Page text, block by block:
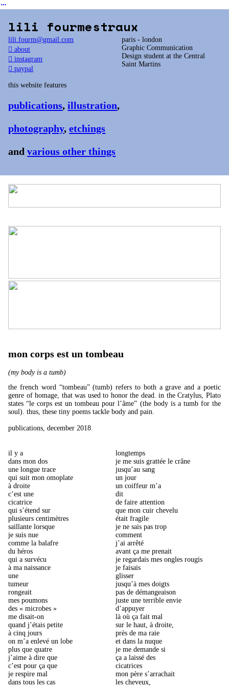
︎
lili fourmestraux
lili.fourm@gmail.com
︎ about
︎ instagram
︎ paypal
paris - london
Graphic Communication
Design student at the Central
Saint Martins
this website features
publications,illustration,
photography,etchings
andvarious other things
mon corps est un tombeau
(my body is a tumb)
the french word “tombeau” (tumb) refers to both a grave and a poetic
genre of homage, that was used to honor the dead. in the Cratylus, Plato
states “le corps est un tombeau pour l’âme” (the body is a tumb for the
soul). thus, these tiny poems tackle body and pain.
publications, december 2018
il y a
dans mon dos
une longue trace
qui suit mon omoplate
à droite
c’est une
cicatrice
qui s’étend sur
plusieurs centimètres
saillante lorsque
je suis nue
comme la balafre
du héros
qui a survécu
à ma naissance
une
tumeur
rongeait
mes poumons
des « microbes »
me disait-on
quand j’étais petite
à cinq jours
on m’a enlevé un lobe
plus que quatre
j’aime à dire que
c’est pour ça que
je respire mal
dans tous les cas
longtemps
je me suis grattée le crâne
jusqu’au sang
un jour
un coiffeur m’a
dit
de faire attention
que mon cuir chevelu
était fragile
je ne sais pas trop
comment
j’ai arrêté
avant ça me prenait
je regardais mes ongles rougis
je faisais
glisser
jusqu’à mes doigts
pas de démangeaison
juste une terrible envie
d’appuyer
là où ça fait mal
sur le haut, à droite,
près de ma raie
et dans la nuque
je me demande si
ça a laissé des
cicatrices
mon père s’arrachait
les cheveux,